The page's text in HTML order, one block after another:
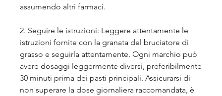
assumendo altri farmaci.
2. Seguire le istruzioni: Leggere attentamente le
istruzioni fornite con la granata del bruciatore di
grasso e seguirla attentamente. Ogni marchio può
avere dosaggi leggermente diversi, preferibilmente
30 minuti prima dei pasti principali. Assicurarsi di
non superare la dose giornaliera raccomandata, è